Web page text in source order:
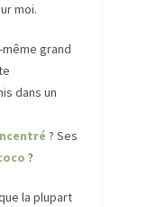
moi.
grand
dans un
? Ses
?
la plupart